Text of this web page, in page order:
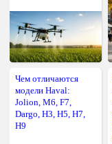
Чем отличаются
модели Haval:
Jolion, M6, F7,
Dargo, H3, H5, H7,
H9